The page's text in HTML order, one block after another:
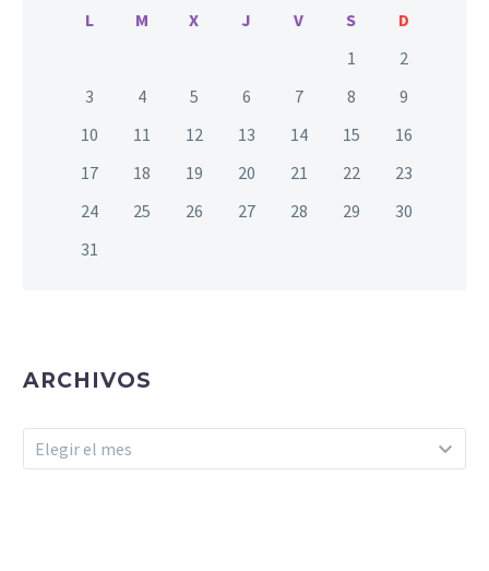
L M X J V S
D
1
2
3
4 5 6 7 8
9
10
11 12 13 14 15
16
17
18 19 20 21 22
23
24
25 26 27 28 29
30
31
ARCHIVOS
Archivos
Elegir el mes